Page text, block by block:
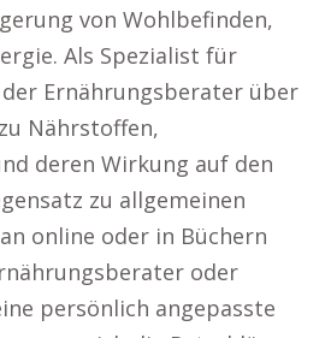
von Wohlbefinden,
Als Spezialist für
Ernährungsberater über
Nährstoffen,
deren Wirkung auf den
zu allgemeinen
online oder in Büchern
oder
persönlich angepasste